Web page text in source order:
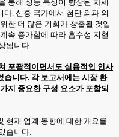
통해 성능 특성이 향상된 차세
. 신흥 국가에서 첨단 외과 의
한 더 많은 기회가 창출될 것입
속 증가함에 따라 흡수성 지혈
됩니다.
포괄적이면서도 실용적인 인사
습니다. 각 보고서에는 시장 환
지 중요한 구성 요소가 포함되
현재 업계 동향에 대한 개요를
습니다.